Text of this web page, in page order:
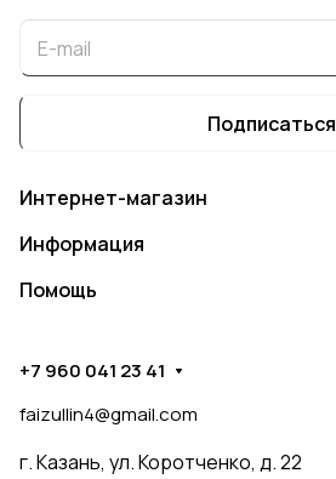
Подписаться
Интернет-магазин
Информация
Помощь
+7 960 041 23 41
faizullin4@gmail.com
г. Казань, ул. Коротченко, д. 22